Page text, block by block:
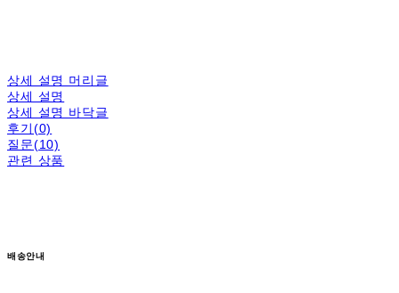
상세 설명 머리글
상세 설명
상세 설명 바닥글
후기(0)
질문(10)
관련 상품
배송안내